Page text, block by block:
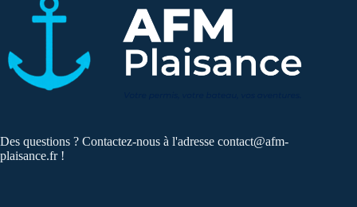
Des questions ? Contactez-nous à l'adresse contact@afm-
plaisance.fr!